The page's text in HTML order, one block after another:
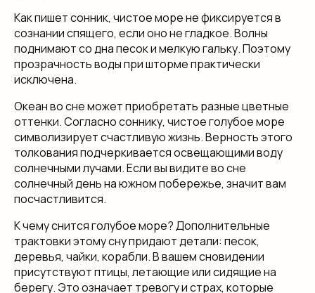
Как пишет сонник, чистое море не фиксируется в
сознании спящего, если оно не гладкое. Волны
поднимают со дна песок и мелкую гальку. Поэтому
прозрачность воды при шторме практически
исключена.
Океан во сне может приобретать разные цветные
оттенки. Согласно соннику, чистое голубое море
символизирует счастливую жизнь. Верность этого
толкования подчеркивается освещающими воду
солнечными лучами. Если вы видите во сне
солнечный день на южном побережье, значит вам
посчастливится.
К чему снится голубое море? Дополнительные
трактовки этому сну придают детали: песок,
деревья, чайки, корабли. В вашем сновидении
присутствуют птицы, летающие или сидящие на
берегу. Это означает тревогу и страх, которые